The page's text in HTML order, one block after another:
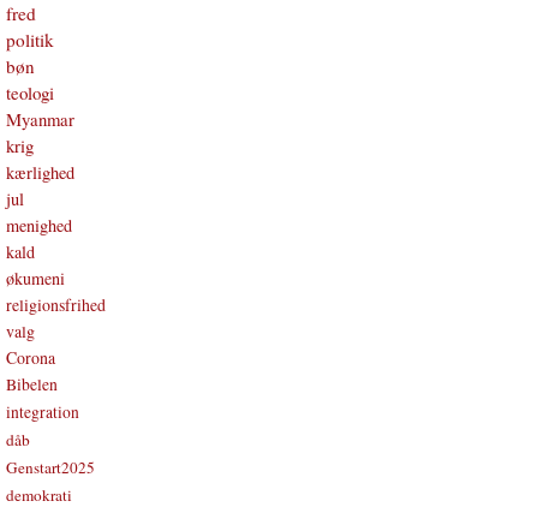
fred
politik
bøn
teologi
Myanmar
krig
kærlighed
jul
menighed
kald
økumeni
religionsfrihed
valg
Corona
Bibelen
integration
dåb
Genstart2025
demokrati